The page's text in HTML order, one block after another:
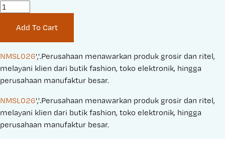
r
i
c
e
i
n
a
l
P
i
c
e
Add To Cart
NMSL026','.Perusahaan menawarkan produk grosir dan ritel,
melayani klien dari butik fashion, toko elektronik, hingga
perusahaan manufaktur besar.
NMSL026','.Perusahaan menawarkan produk grosir dan ritel,
melayani klien dari butik fashion, toko elektronik, hingga
perusahaan manufaktur besar.